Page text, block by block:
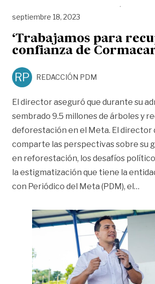
septiembre 18, 2023
‘Trabajamos para
confianza de
RP REDACCIÓN PDM
El director aseguró que durante su
sembrado 9.5 millones de árboles y
deforestación en el Meta. El director
comparte las perspectivas sobre su
en reforestación, los desafíos
la estigmatización que tiene la
con Periódico del Meta (PDM), el…